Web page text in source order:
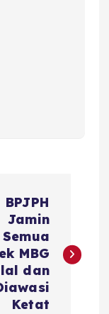
BPJPH
Jamin
Semua
MBG
dan
Ketat